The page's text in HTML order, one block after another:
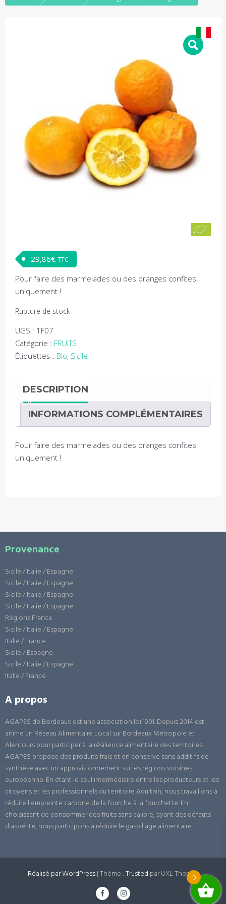
29,86€ TTC
Pour faire des marmelades ou des oranges confites
uniquement !
Rupture de stock
UGS : 1F07
Catégorie : FRUITS
Étiquettes : Bio, Sicile
DESCRIPTION
INFORMATIONS COMPLÉMENTAIRES
Pour faire des marmelades ou des oranges confites
uniquement !
Provenance
Sicile / Italie / Espagne
Sicile / Italie / Espagne
Sicile / Italie / Espagne
Sicile / Italie / Espagne
Régions France
Sicile / Italie / Espagne
Italie / France
Sicile / Espagne
Sicile / Italie / Espagne
Italie / France
A propos
AGAPES de Bordeaux est une association loi 1901. Depuis 2014 est
anime un Réseau Alimentaire Local sur Bordeaux Métropole et
Alentours pour participer à la résilience alimentaire des territoires.
AGAPES propose des produits frais et en conserve sans additifs de
synthèse avec un approvisionnement sur les régions voisines
européenne. En étant le seul intermédiaire entre les producteurs et les
citoyens et les professionnels du territoire Aquitain, nous travaillons à
réduire l'empreinte carbone de la fourche à la fourchette. En
choisissant de consommer des fruits sans calibre, ayant des défauts
d'aspérité, nous participons à réduire le gaspillage alimentaire
Réalisé par WordPress|Thème :Trusted par UXL Themes
0